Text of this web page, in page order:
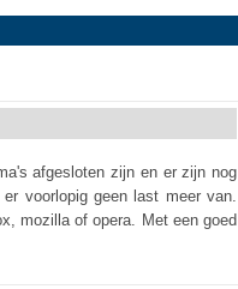
afgesloten zijn en er zijn nog
voorlopig geen last meer van.
mozilla of opera. Met een goed